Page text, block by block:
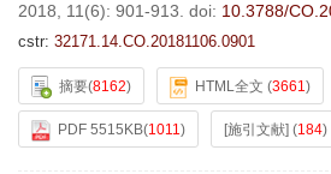
2018, 11(6): 901-913. doi: 10.3788/
cstr: 32171.14.CO.20181106.0901
摘要(8162) HTML全文 (3661)
PDF 5515KB(1011) [施引文献] (184)